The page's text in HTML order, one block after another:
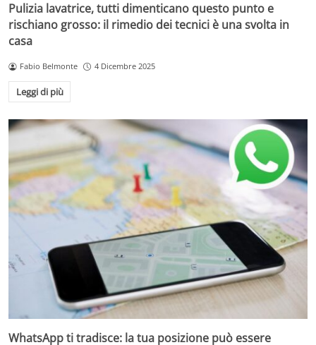
Pulizia lavatrice, tutti dimenticano questo punto e
rischiano grosso: il rimedio dei tecnici è una svolta in
casa
Fabio Belmonte 4 Dicembre 2025
Leggi di più
WhatsApp ti tradisce: la tua posizione può essere